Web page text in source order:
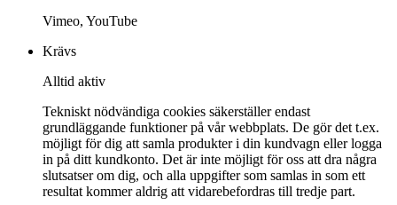
Vimeo, YouTube
Krävs
Alltid aktiv
Tekniskt nödvändiga cookies säkerställer endast
grundläggande funktioner på vår webbplats. De gör det t.ex.
möjligt för dig att samla produkter i din kundvagn eller logga
in på ditt kundkonto. Det är inte möjligt för oss att dra några
slutsatser om dig, och alla uppgifter som samlas in som ett
resultat kommer aldrig att vidarebefordras till tredje part.